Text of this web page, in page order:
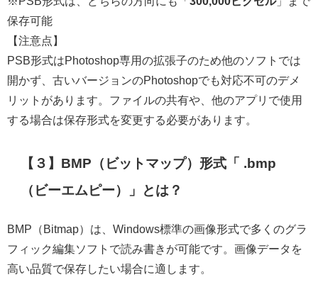
保存可能
【注意点】
PSB形式はPhotoshop専用の拡張子のため他のソフトでは
開かず、古いバージョンのPhotoshopでも対応不可のデメ
リットがあります。ファイルの共有や、他のアプリで使用
する場合は保存形式を変更する必要があります。
【３】BMP（ビットマップ）形式「 .bmp
（ビーエムピー）」とは？
BMP（Bitmap）は、Windows標準の画像形式で多くのグラ
フィック編集ソフトで読み書きが可能です。画像データを
高い品質で保存したい場合に適します。